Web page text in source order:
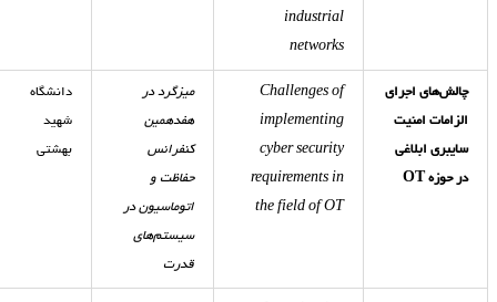
industrial
networks
چالش‌های اجرای
الزامات امنیت
سایبری ابلاغی
در حوزه OT
Challenges of
implementing
cyber security
requirements in
the field of OT
میزگرد در
هفدهمین
کنفرانس
حفاظت و
اتوماسیون در
سیستم‌های
قدرت
دانشگاه
شهید
بهشتی